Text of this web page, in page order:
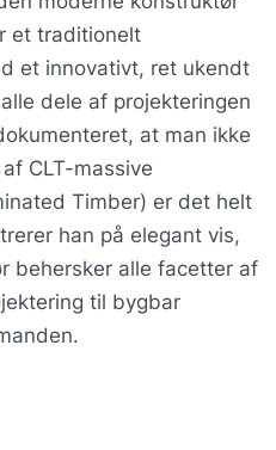
et traditionelt
et innovativt, ret ukendt
dele af projekteringen
at man ikke
CLT-massive
Timber) er det helt
han på elegant vis,
behersker alle facetter af
til bygbar